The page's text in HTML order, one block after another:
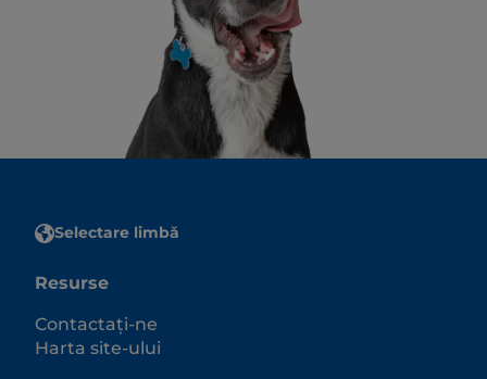
Selectare limbă
Resurse
Contactați-ne
Harta site-ului